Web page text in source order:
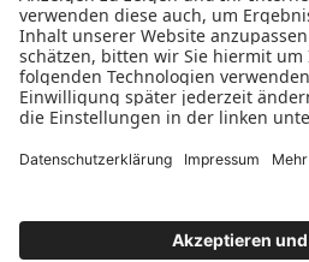
Datenschutz
Markus